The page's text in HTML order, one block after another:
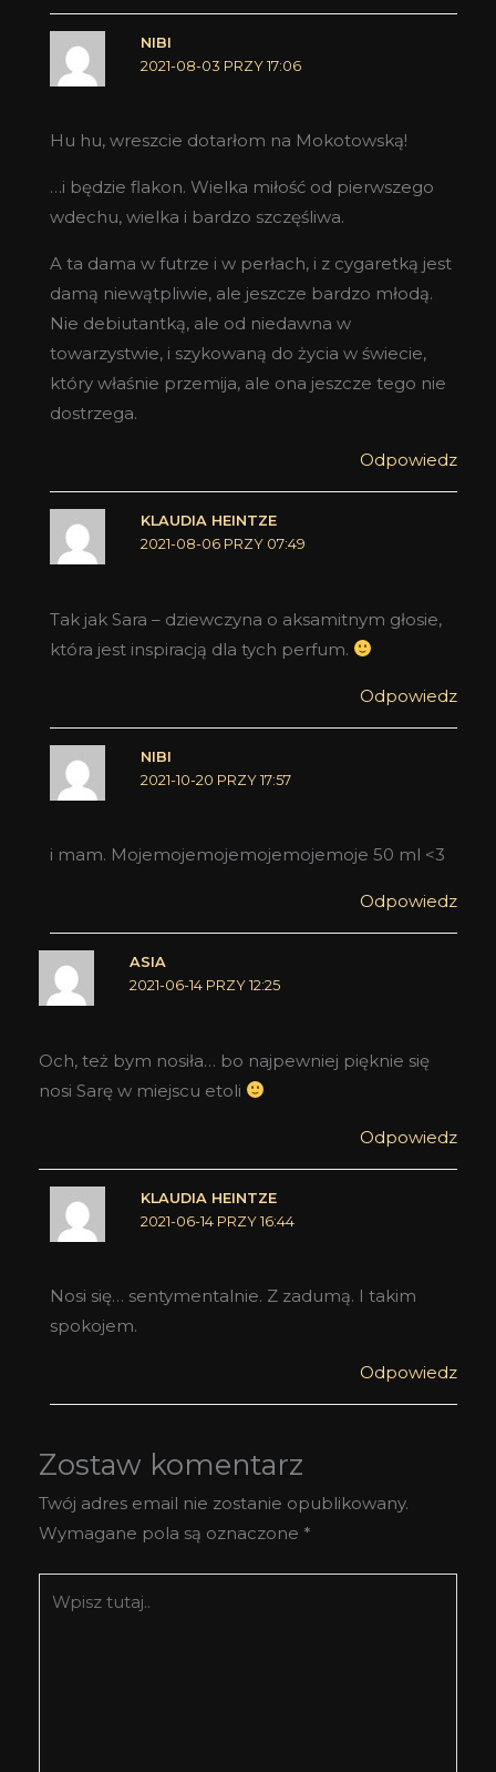
NIBI
2021-08-03 PRZY 17:06
Hu hu, wreszcie dotarłom na Mokotowską!
…i będzie flakon. Wielka miłość od pierwszego
wdechu, wielka i bardzo szczęśliwa.
A ta dama w futrze i w perłach, i z cygaretką jest
damą niewątpliwie, ale jeszcze bardzo młodą.
Nie debiutantką, ale od niedawna w
towarzystwie, i szykowaną do życia w świecie,
który właśnie przemija, ale ona jeszcze tego nie
dostrzega.
Odpowiedz
KLAUDIA HEINTZE
2021-08-06 PRZY 07:49
Tak jak Sara – dziewczyna o aksamitnym głosie,
która jest inspiracją dla tych perfum.
Odpowiedz
NIBI
2021-10-20 PRZY 17:57
i mam. Mojemojemojemojemojemoje 50 ml <3
Odpowiedz
ASIA
2021-06-14 PRZY 12:25
Och, też bym nosiła… bo najpewniej pięknie się
nosi Sarę w miejscu etoli
Odpowiedz
KLAUDIA HEINTZE
2021-06-14 PRZY 16:44
Nosi się… sentymentalnie. Z zadumą. I takim
spokojem.
Odpowiedz
Zostaw komentarz
Twój adres email nie zostanie opublikowany.
Wymagane pola są oznaczone *
tutaj..